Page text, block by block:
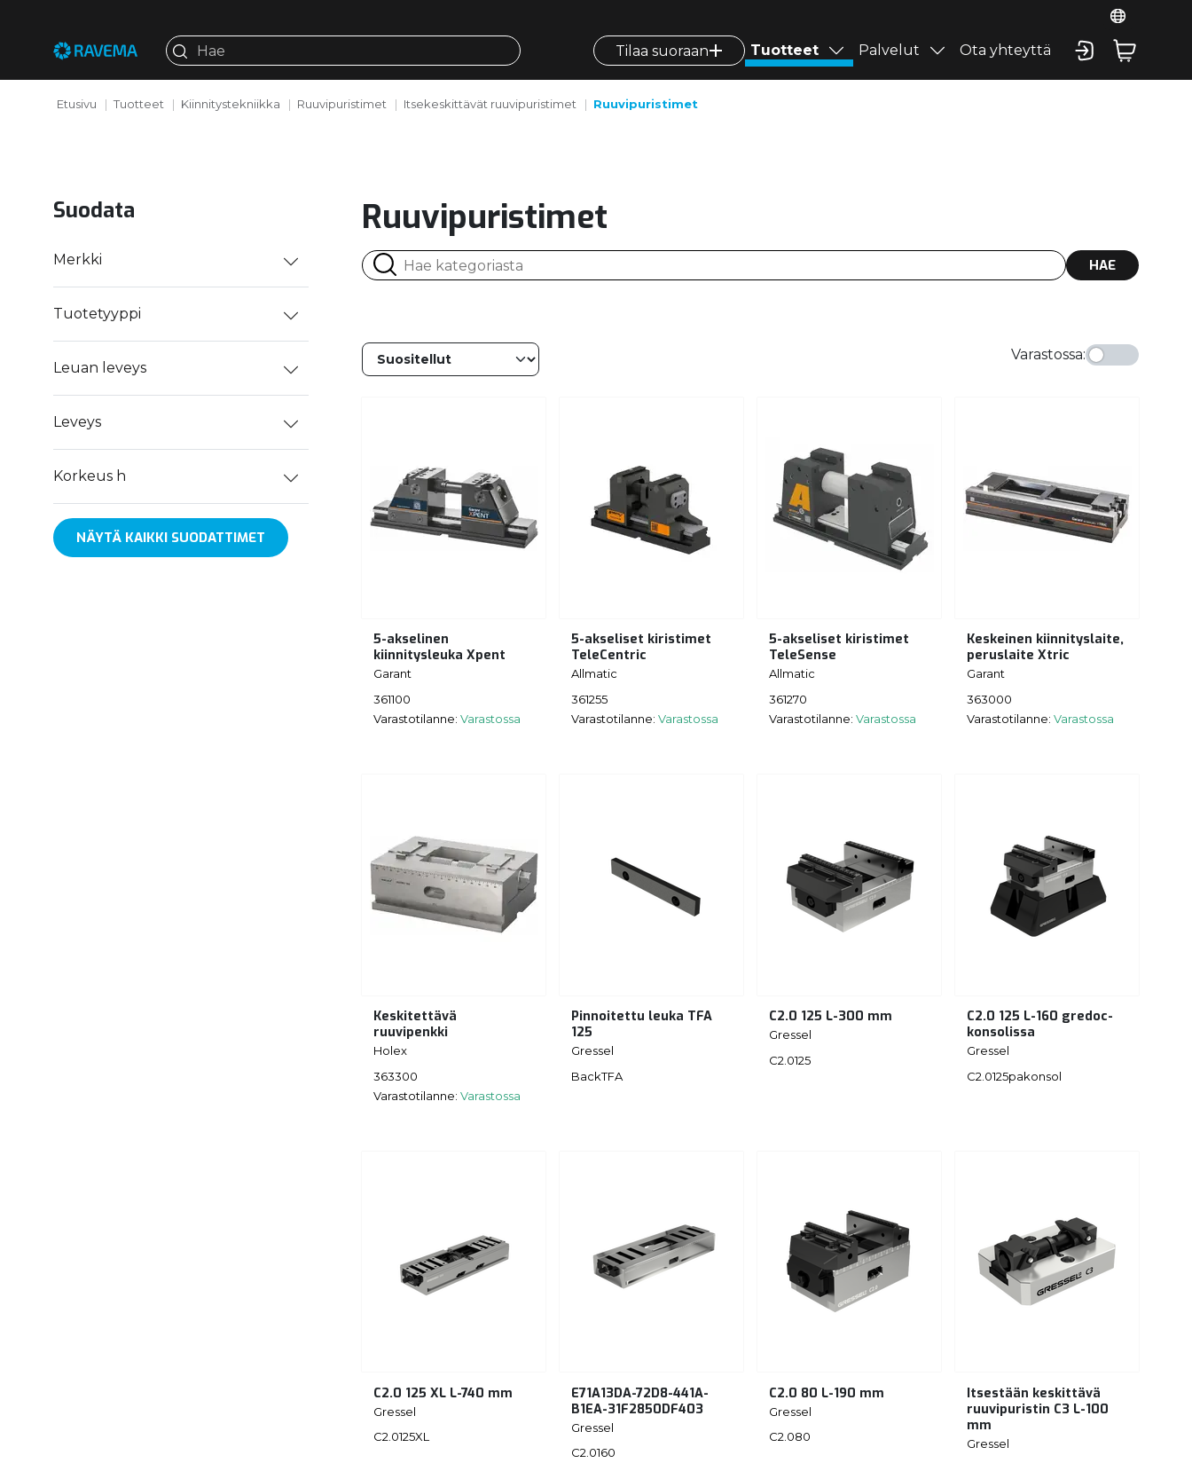
Tilaa suoraan Tuotteet Palvelut Ota yhteyttä
Etusivu Tuotteet Kiinnitystekniikka Ruuvipuristimet Itsekeskittävät ruuvipuristimet Ruuvipuristimet
Suodata
Merkki
Tuotetyyppi
Leuan leveys
Leveys
Korkeus h
NÄYTÄ KAIKKI SUODATTIMET
Ruuvipuristimet
HAE
Varastossa:
5-akselinen
kiinnitysleuka Xpent
Garant
361100
Varastotilanne: Varastossa
5-akseliset kiristimet
TeleCentric
Allmatic
361255
Varastotilanne: Varastossa
5-akseliset kiristimet
TeleSense
Allmatic
361270
Varastotilanne: Varastossa
Keskeinen kiinnityslaite,
peruslaite Xtric
Garant
363000
Varastotilanne: Varastossa
Keskitettävä
ruuvipenkki
Holex
363300
Varastotilanne: Varastossa
Pinnoitettu leuka TFA
125
Gressel
BackTFA
C2.0 125 L-300 mm
Gressel
C2.0125
C2.0 125 L-160 gredoc-
konsolissa
Gressel
C2.0125pakonsol
C2.0 125 XL L-740 mm
Gressel
C2.0125XL
E71A13DA-72D8-441A-
B1EA-31F2850DF403
Gressel
C2.0160
C2.0 80 L-190 mm
Gressel
C2.080
Itsestään keskittävä
ruuvipuristin C3 L-100
mm
Gressel